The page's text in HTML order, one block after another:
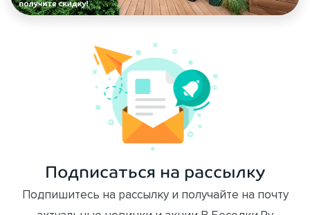
Подписаться на рассылку
Подпишитесь на рассылку и получайте на почту